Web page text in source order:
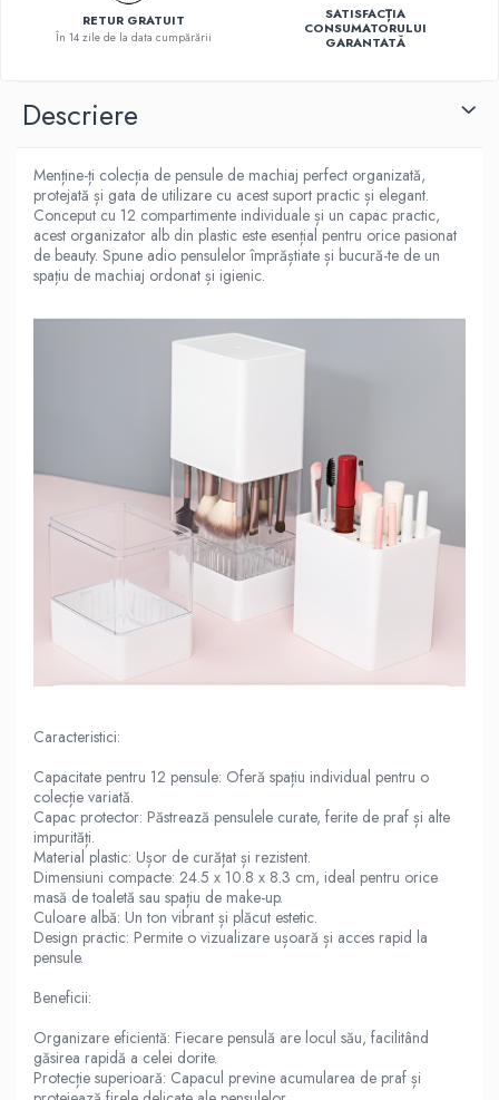
RETUR GRATUIT
În 14 zile de la data cumpărării
SATISFACȚIA
CONSUMATORULUI
GARANTATĂ
Descriere
Menține-ți colecția de pensule de machiaj perfect organizată,
protejată și gata de utilizare cu acest suport practic și elegant.
Conceput cu 12 compartimente individuale și un capac practic,
acest organizator alb din plastic este esențial pentru orice pasionat
de beauty. Spune adio pensulelor împrăștiate și bucură-te de un
spațiu de machiaj ordonat și igienic.
Caracteristici:
Capacitate pentru 12 pensule: Oferă spațiu individual pentru o
colecție variată.
Capac protector: Păstrează pensulele curate, ferite de praf și alte
impurități.
Material plastic: Ușor de curățat și rezistent.
Dimensiuni compacte: 24.5 x 10.8 x 8.3 cm, ideal pentru orice
masă de toaletă sau spațiu de make-up.
Culoare albă: Un ton vibrant și plăcut estetic.
Design practic: Permite o vizualizare ușoară și acces rapid la
pensule.
Beneficii:
Organizare eficientă: Fiecare pensulă are locul său, facilitând
găsirea rapidă a celei dorite.
Protecție superioară: Capacul previne acumularea de praf și